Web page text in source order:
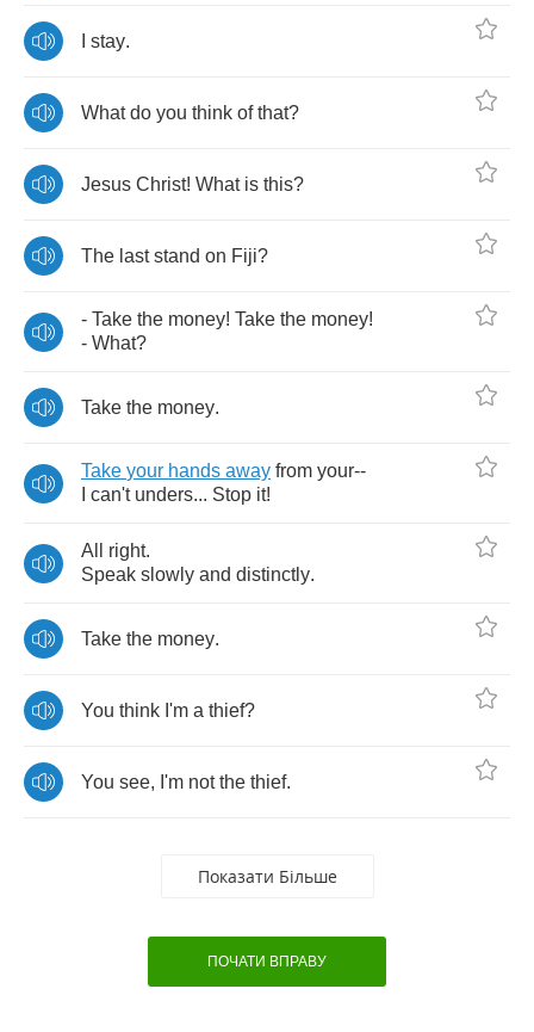
stay.
What do you think of that?
Jesus Christ! What is this?
The last stand on Fiji?
- Take the money! Take the money!
- What?
Take the money.
Take your hands away from your--
can't unders... Stop it!
All right.
Speak slowly and distinctly.
Take the money.
You think I'm a thief?
You see, I'm not the thief.
Показати Більше
ПОЧАТИ ВПРАВУ